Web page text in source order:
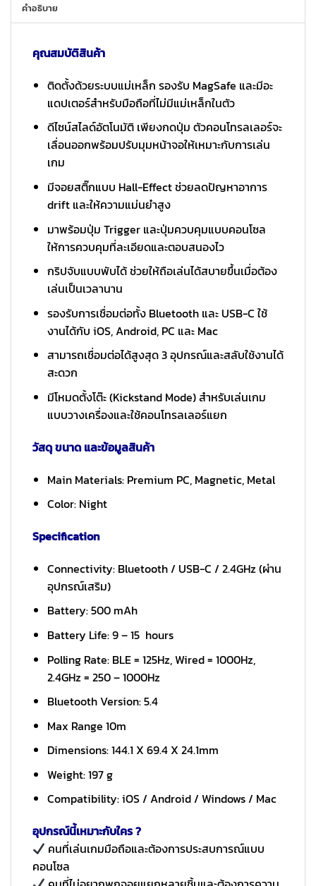
คำอธิบาย
คุณสมบัติสินค้า
ติดตั้งด้วยระบบแม่เหล็ก รองรับ MagSafe และมีอะ
แดปเตอร์สำหรับมือถือที่ไม่มีแม่เหล็กในตัว
ดีไซน์สไลด์อัตโนมัติ เพียงกดปุ่ม ตัวคอนโทรลเลอร์จะ
เลื่อนออกพร้อมปรับมุมหน้าจอให้เหมาะกับการเล่น
เกม
มีจอยสติ๊กแบบ Hall-Effect ช่วยลดปัญหาอาการ
drift และให้ความแม่นยำสูง
มาพร้อมปุ่ม Trigger และปุ่มควบคุมแบบคอนโซล
ให้การควบคุมที่ละเอียดและตอบสนองไว
กริปจับแบบพับได้ ช่วยให้ถือเล่นได้สบายขึ้นเมื่อต้อง
เล่นเป็นเวลานาน
รองรับการเชื่อมต่อทั้ง Bluetooth และ USB-C ใช้
งานได้กับ iOS, Android, PC และ Mac
สามารถเชื่อมต่อได้สูงสุด 3 อุปกรณ์และสลับใช้งานได้
สะดวก
มีโหมดตั้งโต๊ะ (Kickstand Mode) สำหรับเล่นเกม
แบบวางเครื่องและใช้คอนโทรลเลอร์แยก
วัสดุ ขนาด และข้อมูลสินค้า
Main Materials: Premium PC, Magnetic, Metal
Color: Night
Specification
Connectivity: Bluetooth / USB-C / 2.4GHz (ผ่าน
อุปกรณ์เสริม)
Battery: 500 mAh
Battery Life: 9 – 15 hours
Polling Rate: BLE = 125Hz, Wired = 1000Hz,
2.4GHz = 250 – 1000Hz
Bluetooth Version: 5.4
Max Range 10m
Dimensions: 144.1 X 69.4 X 24.1mm
Weight: 197 g
Compatibility: iOS / Android / Windows / Mac
อุปกรณ์นี้เหมาะกับใคร ?
คนที่เล่นเกมมือถือและต้องการประสบการณ์แบบ
คอนโซล